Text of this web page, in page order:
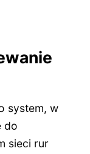
system, w
do
sieci rur